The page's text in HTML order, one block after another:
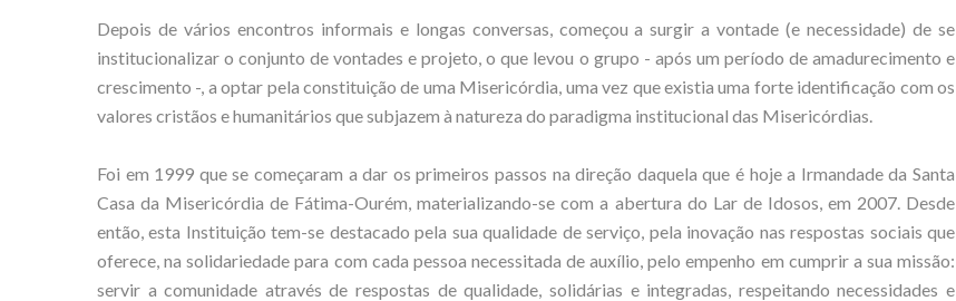
Depois de vários encontros informais e longas conversas, começou a surgir a vontade (e necessidade) de se
institucionalizar o conjunto de vontades e projeto, o que levou o grupo - após um período de amadurecimento e
crescimento -, a optar pela constituição de uma Misericórdia, uma vez que existia uma forte identificação com os
valores cristãos e humanitários que subjazem à natureza do paradigma institucional das Misericórdias.
Foi em 1999 que se começaram a dar os primeiros passos na direção daquela que é hoje a Irmandade da Santa
Casa da Misericórdia de Fátima-Ourém, materializando-se com a abertura do Lar de Idosos, em 2007. Desde
então, esta Instituição tem-se destacado pela sua qualidade de serviço, pela inovação nas respostas sociais que
oferece, na solidariedade para com cada pessoa necessitada de auxílio, pelo empenho em cumprir a sua missão:
servir a comunidade através de respostas de qualidade, solidárias e integradas, respeitando necessidades e